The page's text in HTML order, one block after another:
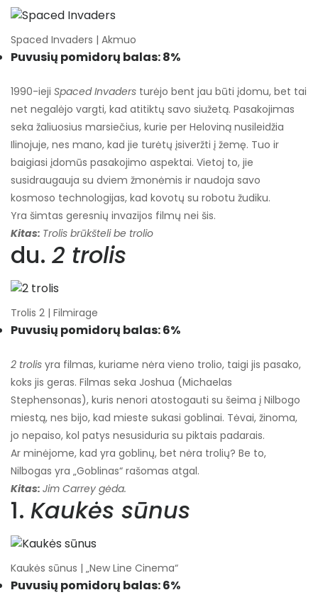
Spaced Invaders | Akmuo
Puvusių pomidorų balas: 8%
1990-ieji Spaced Invaders turėjo bent jau būti įdomu, bet tai
net negalėjo vargti, kad atitiktų savo siužetą. Pasakojimas
seka žaliuosius marsiečius, kurie per Heloviną nusileidžia
Ilinojuje, nes mano, kad jie turėtų įsiveržti į žemę. Tuo ir
baigiasi įdomūs pasakojimo aspektai. Vietoj to, jie
susidraugauja su dviem žmonėmis ir naudoja savo
kosmoso technologijas, kad kovotų su robotu žudiku.
Yra šimtas geresnių invazijos filmų nei šis.
Kitas: Trolis brūkšteli be trolio
du. 2 trolis
Trolis 2 | Filmirage
Puvusių pomidorų balas: 6%
2 trolis yra filmas, kuriame nėra vieno trolio, taigi jis pasako,
koks jis geras. Filmas seka Joshua (Michaelas
Stephensonas), kuris nenori atostogauti su šeima į Nilbogo
miestą, nes bijo, kad mieste sukasi goblinai. Tėvai, žinoma,
jo nepaiso, kol patys nesusiduria su piktais padarais.
Ar minėjome, kad yra goblinų, bet nėra trolių? Be to,
Nilbogas yra „Goblinas“ rašomas atgal.
Kitas: Jim Carrey gėda.
1. Kaukės sūnus
Kaukės sūnus | „New Line Cinema“
Puvusių pomidorų balas: 6%